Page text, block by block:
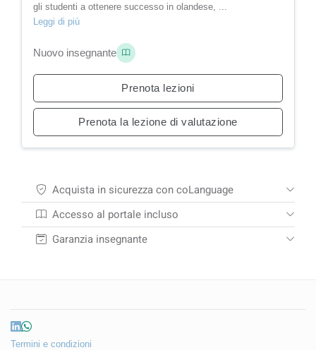
gli studenti a ottenere successo in olandese, ...
Leggi di più
Nuovo insegnante
Prenota lezioni
Prenota la lezione di valutazione
Acquista in sicurezza con coLanguage
Accesso al portale incluso
Garanzia insegnante
Termini e condizioni